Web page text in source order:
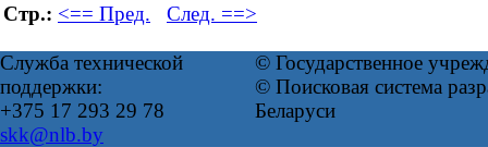
Стр.: <== Пред. След. ==>
Служба технической
поддержки:
+375 17 293 29 78
skk@nlb.by
© Государственное
© Поисковая система
Беларуси